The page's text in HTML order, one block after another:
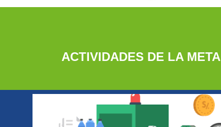
ACTIVIDADES DE LA META